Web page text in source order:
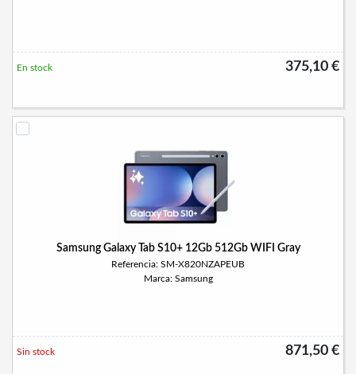
375,10 €
En stock
Samsung Galaxy Tab S10+ 12Gb 512Gb WIFI Gray
Referencia: SM-X820NZAPEUB
Marca: Samsung
871,50 €
Sin stock